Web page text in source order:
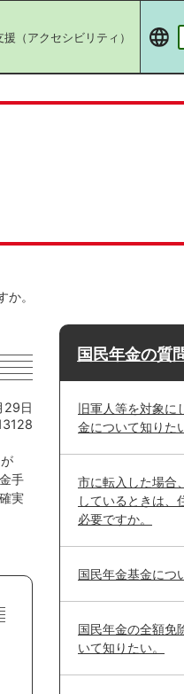
援（アクセシビリティ）
。
29日
手
実
国民年金の質
旧軍人等を対象に
金について知りた
市に転入した場合
しているときは、
必要ですか。
国民年金基金につ
国民年金の全額免
いて知りたい。